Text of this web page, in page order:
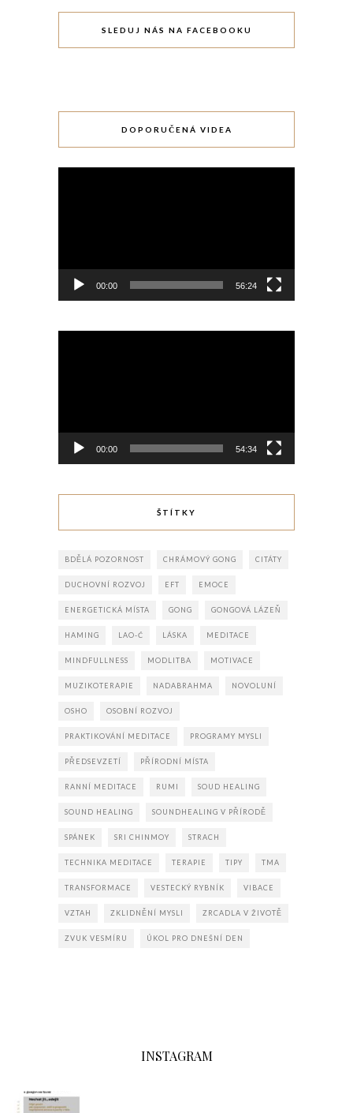
SLEDUJ NÁS NA FACEBOOKU
DOPORUČENÁ VIDEA
00:00 56:24
00:00 54:34
ŠTÍTKY
BDĚLÁ POZORNOST CHRÁMOVÝ GONG CITÁTY
DUCHOVNÍ ROZVOJ EFT EMOCE
ENERGETICKÁ MÍSTA GONG GONGOVÁ LÁZEŇ
HAMING LAO-Ć LÁSKA MEDITACE
MINDFULLNESS MODLITBA MOTIVACE
MUZIKOTERAPIE NADABRAHMA NOVOLUNÍ
OSHO OSOBNÍ ROZVOJ
PRAKTIKOVÁNÍ MEDITACE PROGRAMY MYSLI
PŘEDSEVZETÍ PŘÍRODNÍ MÍSTA
RANNÍ MEDITACE RUMI SOUD HEALING
SOUND HEALING SOUNDHEALING V PŘÍRODĚ
SPÁNEK SRI CHINMOY STRACH
TECHNIKA MEDITACE TERAPIE TIPY TMA
TRANSFORMACE VESTECKÝ RYBNÍK VIBACE
VZTAH ZKLIDNĚNÍ MYSLI ZRCADLA V ŽIVOTĚ
ZVUK VESMÍRU ÚKOL PRO DNEŠNÍ DEN
INSTAGRAM